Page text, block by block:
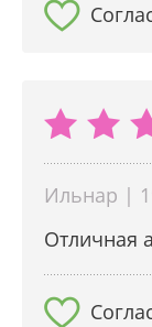
Ильнар |
Отличная